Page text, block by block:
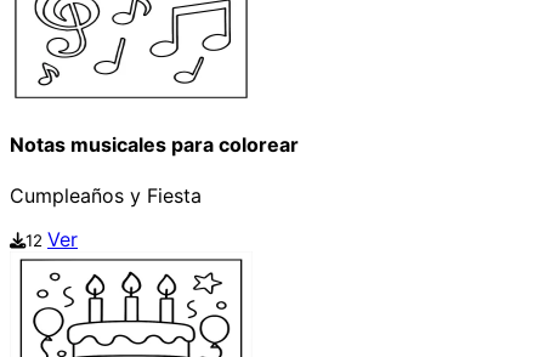
Notas musicales para colorear
Cumpleaños y Fiesta
12 Ver